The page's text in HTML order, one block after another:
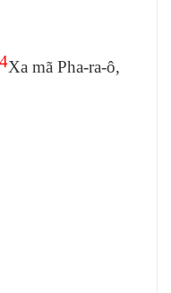
4Xa mã Pha-ra-ô,